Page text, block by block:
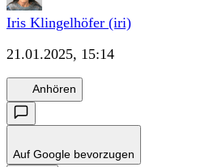
Iris Klingelhöfer (iri)
21.01.2025, 15:14
Anhören
Auf Google bevorzugen